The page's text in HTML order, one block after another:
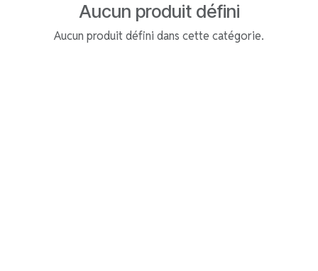
Aucun produit défini
Aucun produit défini dans cette catégorie.